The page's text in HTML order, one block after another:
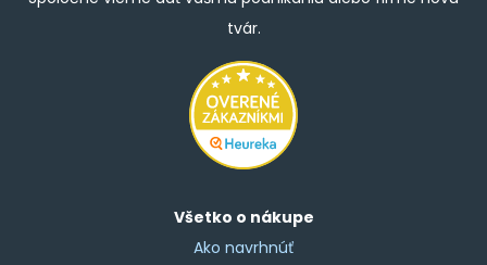
tvár.
Všetko o nákupe
Ako navrhnúť